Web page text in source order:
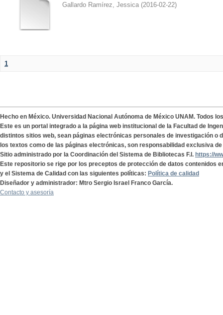
Gallardo Ramírez, Jessica (2016-02-22)
1
Hecho en México. Universidad Nacional Autónoma de México UNAM. Todos
Este es un portal integrado a la página web institucional de la Facultad de
distintos sitios web, sean páginas electrónicas personales de investigación o
los textos como de las páginas electrónicas, son responsabilidad exclusiva
Sitio administrado por la Coordinación del Sistema de Bibliotecas F.I. https://
Este repositorio se rige por los preceptos de protección de datos contenidos
y el Sistema de Calidad con las siguientes políticas: Política de calidad
Diseñador y administrador: Mtro Sergio Israel Franco García.
Contacto y asesoría